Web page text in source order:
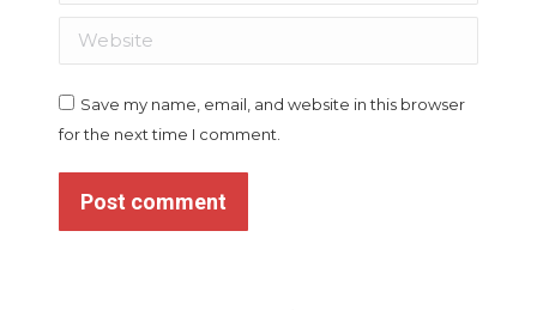
Website
Save my name, email, and website in this browser
for the next time I comment.
Post comment